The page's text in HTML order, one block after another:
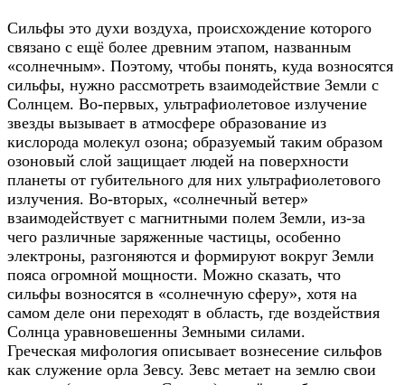
Сильфы это духи воздуха, происхождение которого
связано с ещё более древним этапом, названным
«солнечным». Поэтому, чтобы понять, куда возносятся
сильфы, нужно рассмотреть взаимодействие Земли с
Солнцем. Во-первых, ультрафиолетовое излучение
звезды вызывает в атмосфере образование из
кислорода молекул озона; образуемый таким образом
озоновый слой защищает людей на поверхности
планеты от губительного для них ультрафиолетового
излучения. Во-вторых, «солнечный ветер»
взаимодействует с магнитными полем Земли, из-за
чего различные заряженные частицы, особенно
электроны, разгоняются и формируют вокруг Земли
пояса огромной мощности. Можно сказать, что
сильфы возносятся в «солнечную сферу», хотя на
самом деле они переходят в область, где воздействия
Солнца уравновешенны Земными силами.
Греческая мифология описывает вознесение сильфов
как служение орла Зевсу. Зевс метает на землю свои